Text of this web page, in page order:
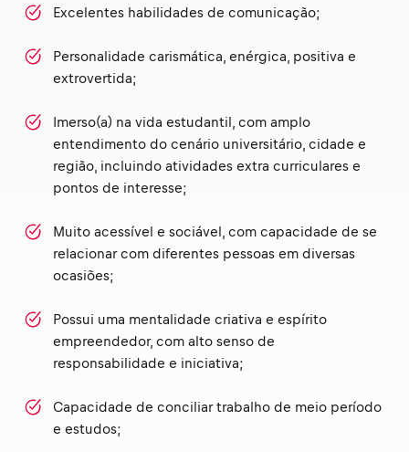
Excelentes habilidades de comunicação;
Personalidade carismática, enérgica, positiva e
extrovertida;
Imerso(a) na vida estudantil, com amplo
entendimento do cenário universitário, cidade e
região, incluindo atividades extra curriculares e
pontos de interesse;
Muito acessível e sociável, com capacidade de se
relacionar com diferentes pessoas em diversas
ocasiões;
Possui uma mentalidade criativa e espírito
empreendedor, com alto senso de
responsabilidade e iniciativa;
Capacidade de conciliar trabalho de meio período
e estudos;